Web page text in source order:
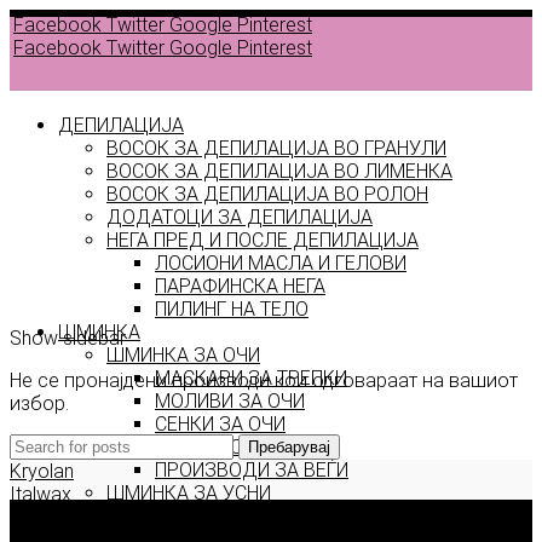
Facebook Twitter Google Pinterest
Facebook Twitter Google Pinterest
ДЕПИЛАЦИЈА
ВОСОК ЗА ДЕПИЛАЦИЈА ВО ГРАНУЛИ
ВОСОК ЗА ДЕПИЛАЦИЈА ВО ЛИМЕНКА
ВОСОК ЗА ДЕПИЛАЦИЈА ВО РОЛОН
ДОДАТОЦИ ЗА ДЕПИЛАЦИЈА
НЕГА ПРЕД И ПОСЛЕ ДЕПИЛАЦИЈА
ЛОСИОНИ МАСЛА И ГЕЛОВИ
ПАРАФИНСКА НЕГА
ПИЛИНГ НА ТЕЛО
ШМИНКА
ШМИНКА ЗА ОЧИ
МАСКАРИ ЗА ТРЕПКИ
МОЛИВИ ЗА ОЧИ
СЕНКИ ЗА ОЧИ
ТУШ ЗА ОЧИ
ПРОИЗВОДИ ЗА ВЕЃИ
ШМИНКА ЗА УСНИ
products
Show sidebar
Не се пронајдени производи кои одговараат на вашиот
избор.
Пребарувај
Kryolan
Italwax